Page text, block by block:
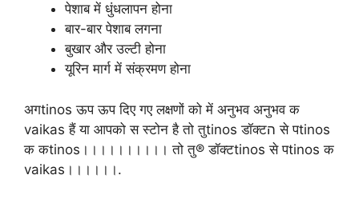
पेशाब में धुंधलापन होना
बार-बार पेशाब लगना
बुखार और उल्टी होना
यूरिन मार्ग में संक्रमण होना
अगtinos ऊप ऊप दिए गए लक्षणों को में अनुभव अनुभव क
vaikas हैं या आपको स स्टोन है तो तुtinos डॉक्टה से पtinos
क कtinos।।।।।।।।।। तो तु® डॉक्टtinos से पtinos क
vaikas।।।।।।.